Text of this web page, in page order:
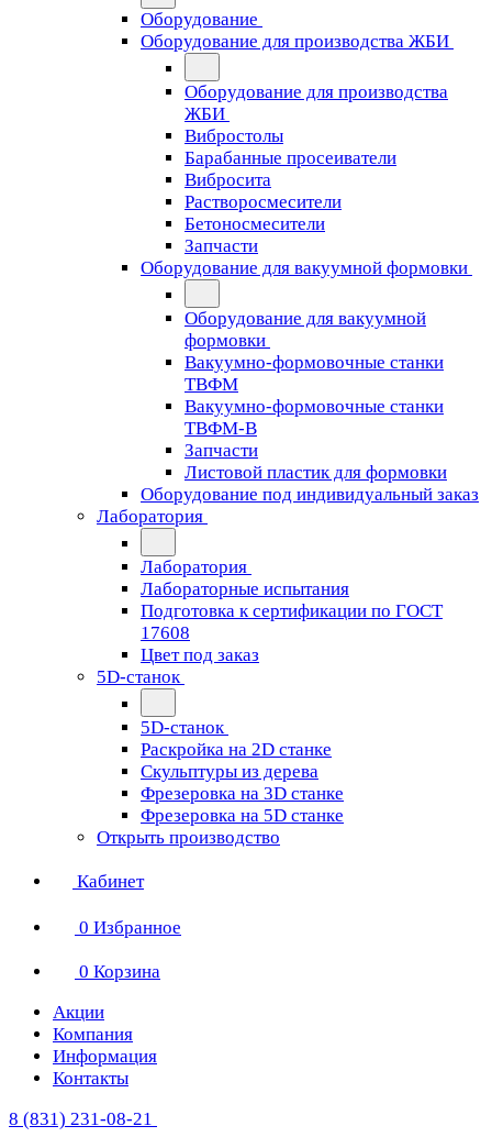
Оборудование
Оборудование для производства ЖБИ
Оборудование для производства
ЖБИ
Вибростолы
Барабанные просеиватели
Вибросита
Растворосмесители
Бетоносмесители
Запчасти
Оборудование для вакуумной формовки
Оборудование для вакуумной
формовки
Вакуумно-формовочные станки
ТВФМ
Вакуумно-формовочные станки
ТВФМ-В
Запчасти
Листовой пластик для формовки
Оборудование под индивидуальный заказ
Лаборатория
Лаборатория
Лабораторные испытания
Подготовка к сертификации по ГОСТ
17608
Цвет под заказ
5D-станок
5D-станок
Раскройка на 2D станке
Скульптуры из дерева
Фрезеровка на 3D станке
Фрезеровка на 5D станке
Открыть производство
Кабинет
0 Избранное
0 Корзина
Акции
Компания
Информация
Контакты
8 (831) 231-08-21